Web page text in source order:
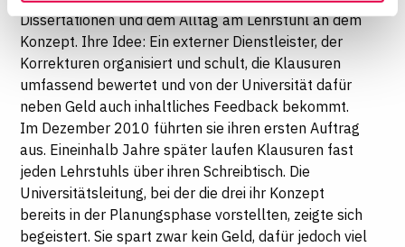
Ihre Einwilligung widerrufen, indem Sie am Ende der
Seite auf "Cookie-Einstellungen" klicken. Weitere
Informationen finden Sie in unseren
Datenschutzhinweisen
Dissertationen und dem Alltag am Lehrstuhl an dem
Konzept. Ihre Idee: Ein externer Dienstleister, der
Korrekturen organisiert und schult, die Klausuren
umfassend bewertet und von der Universität dafür
neben Geld auch inhaltliches Feedback bekommt.
Im Dezember 2010 führten sie ihren ersten Auftrag
aus. Eineinhalb Jahre später laufen Klausuren fast
jeden Lehrstuhls über ihren Schreibtisch. Die
Universitätsleitung, bei der die drei ihr Konzept
bereits in der Planungsphase vorstellten, zeigte sich
begeistert. Sie spart zwar kein Geld, dafür jedoch viel